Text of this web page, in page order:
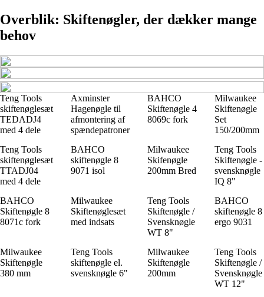
Overblik: Skiftenøgler, der dækker mange
behov
Teng Tools
skiftenøglesæt
TEDADJ4
med 4 dele
Axminster
Hagenøgle til
afmontering af
spændepatroner
BAHCO
Skiftenøgle 4
8069c fork
Milwaukee
Skiftenøgle
Set
150/200mm
Teng Tools
skiftenøglesæt
TTADJ04
med 4 dele
BAHCO
skiftenøgle 8
9071 isol
Milwaukee
Skifenøgle
200mm Bred
Teng Tools
Skiftenøgle -
svensknøgle
IQ 8"
BAHCO
Skiftenøgle 8
8071c fork
Milwaukee
Skiftenøglesæt
med indsats
Teng Tools
Skiftenøgle /
Svensknøgle
WT 8"
BAHCO
skiftenøgle 8
ergo 9031
Milwaukee
Skiftenøgle
380 mm
Teng Tools
skiftenøgle el.
svensknøgle 6"
Milwaukee
Skiftenøgle
200mm
Teng Tools
Skiftenøgle /
Svensknøgle
WT 12"